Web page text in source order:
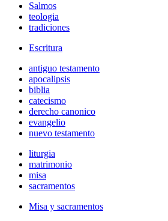
Salmos
teologia
tradiciones
Escritura
antiguo testamento
apocalipsis
biblia
catecismo
derecho canonico
evangelio
nuevo testamento
liturgia
matrimonio
misa
sacramentos
Misa y sacramentos